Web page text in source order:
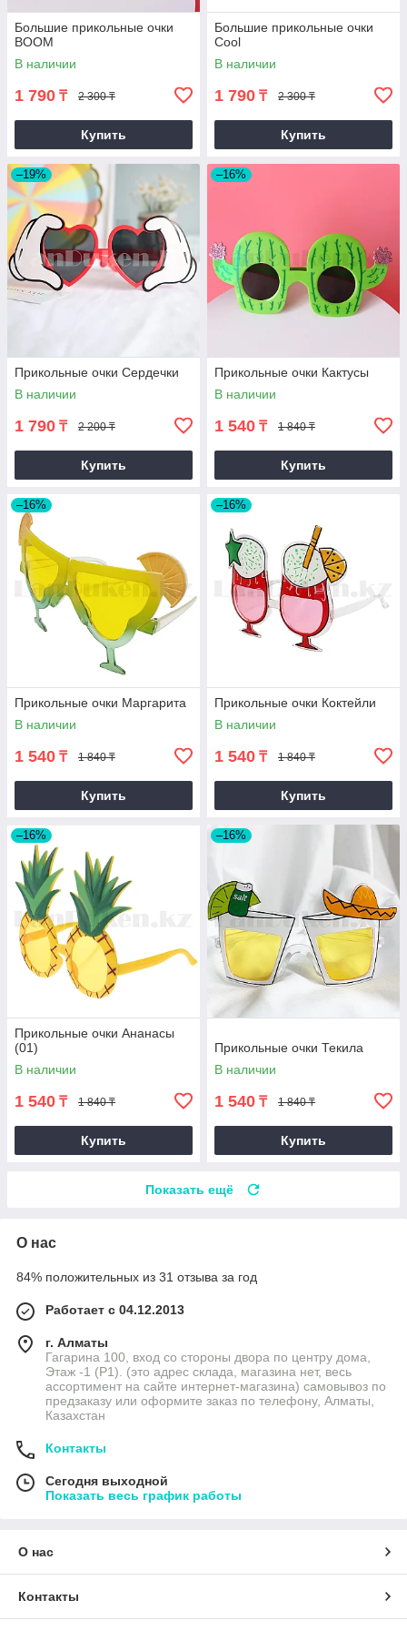
Большие прикольные очки
BOOM
В наличии
1 790 ₸ 2 300 ₸
Купить
Большие прикольные очки
Cool
В наличии
1 790 ₸ 2 300 ₸
Купить
–19%
Прикольные очки Сердечки
В наличии
1 790 ₸ 2 200 ₸
Купить
–16%
Прикольные очки Кактусы
В наличии
1 540 ₸ 1 840 ₸
Купить
–16%
Прикольные очки Маргарита
В наличии
1 540 ₸ 1 840 ₸
Купить
–16%
Прикольные очки Коктейли
В наличии
1 540 ₸ 1 840 ₸
Купить
–16%
Прикольные очки Ананасы
(01)
В наличии
1 540 ₸ 1 840 ₸
Купить
–16%
Прикольные очки Текила
В наличии
1 540 ₸ 1 840 ₸
Купить
Показать ещё
О нас
84% положительных из 31 отзыва за год
Работает с 04.12.2013
г. Алматы
Гагарина 100, вход со стороны двора по центру дома,
Этаж -1 (P1). (это адрес склада, магазина нет, весь
ассортимент на сайте интернет-магазина) самовывоз по
предзаказу или оформите заказ по телефону, Алматы,
Казахстан
Контакты
Сегодня выходной
Показать весь график работы
О нас
Контакты